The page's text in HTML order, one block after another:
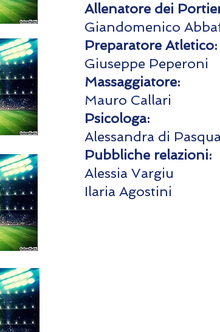
Allenatore dei
Giandomenico
Preparatore Atletico:
Giuseppe Peperoni
Massaggiatore:
Mauro Callari
Psicologa:
Alessandra di
Pubbliche relazioni:
Alessia Vargiu
Ilaria Agostini